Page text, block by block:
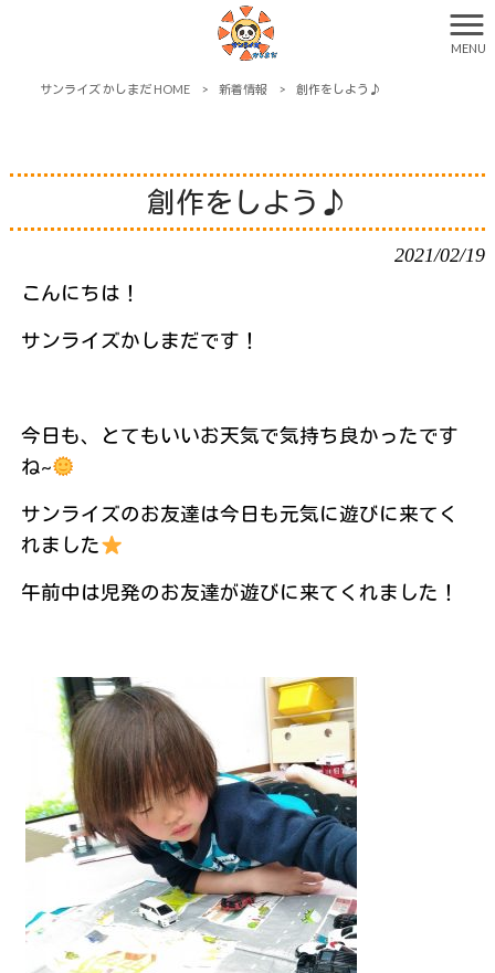
MENU
サンライズ かしまだ HOME > 新着情報 > 創作をしよう♪
創作をしよう♪
2021/02/19
こんにちは！
サンライズかしまだです！
今日も、とてもいいお天気で気持ち良かったです
ね~
サンライズのお友達は今日も元気に遊びに来てく
れました
午前中は児発のお友達が遊びに来てくれました！